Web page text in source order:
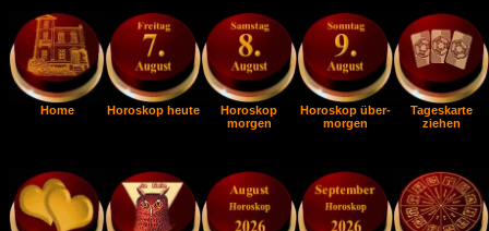
Home Horoskop heute
Horoskop
morgen
Horoskop über-
morgen
Tageskarte
ziehen